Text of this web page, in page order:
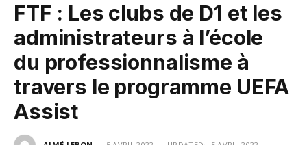
FTF : Les clubs de D1 et les
administrateurs à l’école
du professionnalisme à
travers le programme UEFA
Assist